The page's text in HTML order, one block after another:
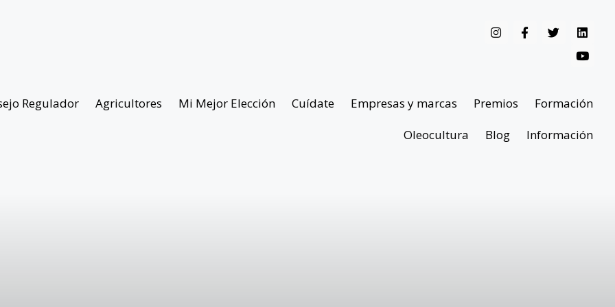
Regulador Agricultores Mi Mejor Elección Cuídate Empresas y marcas Premios
Formación
Oleocultura
Blog Información